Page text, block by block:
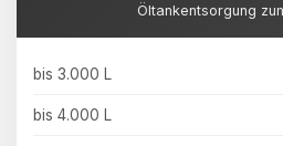
Öltankentsorgung
bis 3.000 L
bis 4.000 L